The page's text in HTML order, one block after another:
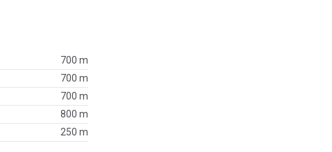
700 m
700 m
700 m
800 m
250 m